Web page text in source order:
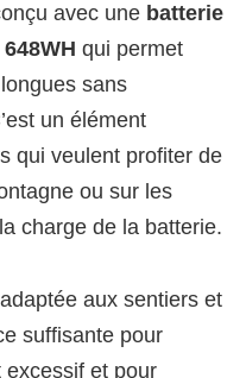
avec une batterie
648WH qui permet
sans
un élément
qui veulent profiter de
ou sur les
charge de la batterie.
aux sentiers et
suffisante pour
excessif et pour